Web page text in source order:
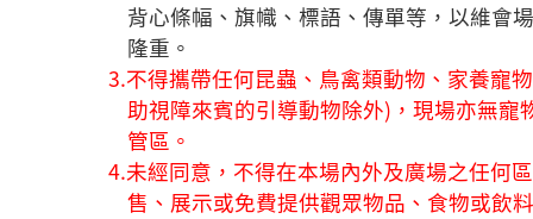
背心條幅、旗幟、標語、傳單等，以維會
隆重。
3.不得攜帶任何昆蟲、鳥禽類動物、家養寵
助視障來賓的引導動物除外)，現場亦無寵
管區。
4.未經同意，不得在本場內外及廣場之任何
售、展示或免費提供觀眾物品、食物或飲